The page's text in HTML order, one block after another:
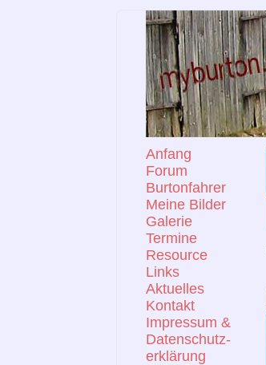
Anfang
Forum
Burtonfahrer
Meine Bilder
Galerie
Termine
Resource
Links
Aktuelles
Kontakt
Impressum &
Datenschutz-
erklärung